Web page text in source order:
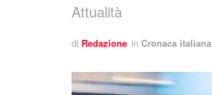
Attualità
di Redazione in Cronaca italiana